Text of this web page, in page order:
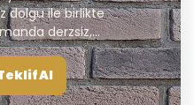
dolgu ile birlikte
derzsiz,...
Al